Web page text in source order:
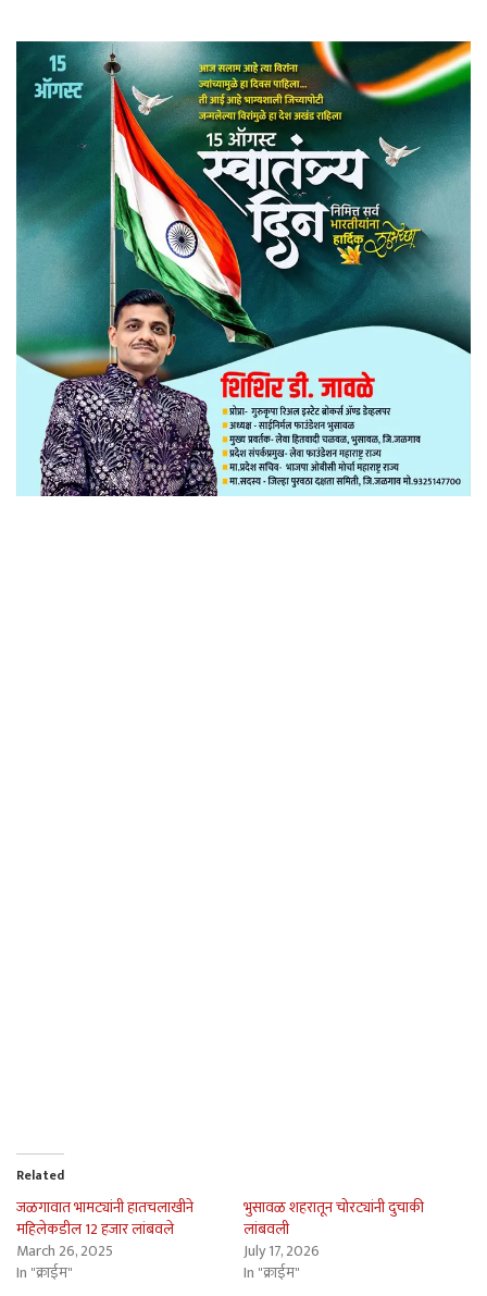
Related
जळगावात भामट्यांनी हातचलाखीने
महिलेकडील 12 हजार लांबवले
March 26, 2025
In "क्राईम"
भुसावळ शहरातून चोरट्यांनी दुचाकी
लांबवली
July 17, 2026
In "क्राईम"